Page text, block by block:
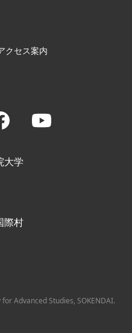
クセス案内
Facebook
大学
際村
Advanced Studies, SOKENDAI.